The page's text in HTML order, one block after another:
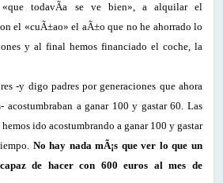
«que todavÃ­a se ve bien», a alquilar el
el «cuÃ±ao» el aÃ±o que no he ahorrado lo
y al final hemos financiado el coche, la
-y digo padres por generaciones que ahora
acostumbraban a ganar 100 y gastar 60. Las
ido acostumbrando a ganar 100 y gastar
No hay nada mÃ¡s que ver lo que un
de hacer con 600 euros al mes de